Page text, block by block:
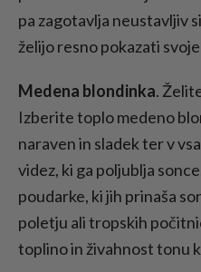
pa zagotavlja neustavljiv
želijo resno pokazati
Medena blondinka.
Izberite toplo medeno
naraven in sladek ter v
videz, ki ga poljublja
poudarke, ki jih prinaša
poletju ali tropskih
toplino in živahnost tonu